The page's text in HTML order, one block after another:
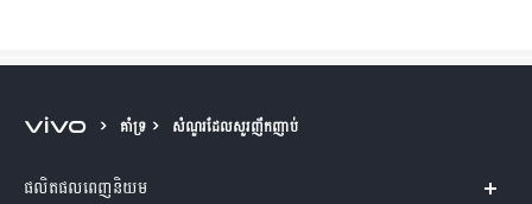
គាំទ្រ សំណួរដែលសួរញឹកញាប់
ផលិតផលពេញនិយម